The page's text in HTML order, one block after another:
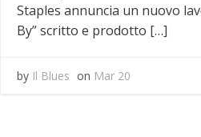
Staples annuncia un nuovo
By” scritto e prodotto […]
by Il Blues on Mar 20